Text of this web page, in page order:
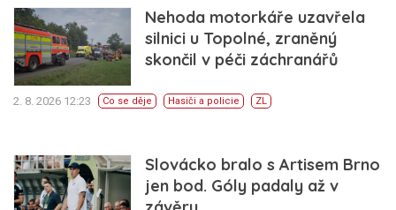
Nehoda motorkáře uzavřela
silnici u Topolné, zraněný
skončil v péči záchranářů
2. 8. 2026 12:23 Co se děje Hasiči a policie ZL
Slovácko bralo s Artisem Brno
jen bod. Góly padaly až v